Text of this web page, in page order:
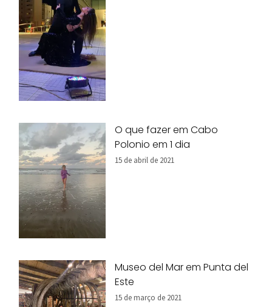
O que fazer em Cabo
Polonio em 1 dia
15 de abril de 2021
Museo del Mar em Punta del
Este
15 de março de 2021